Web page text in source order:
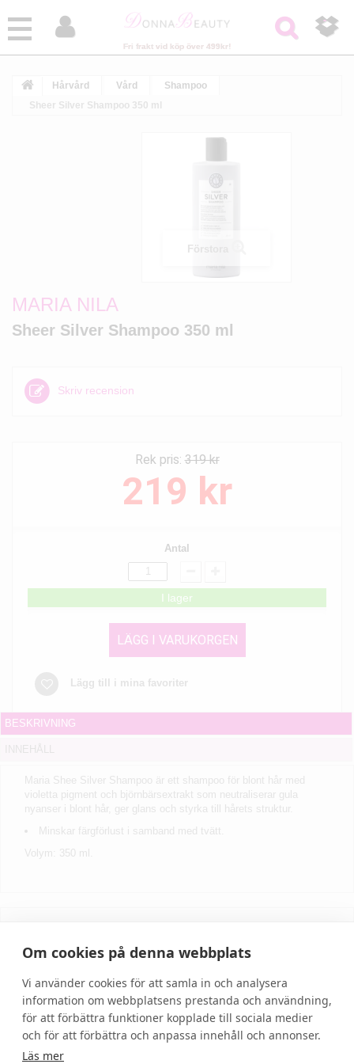
Hårvård Vård
Shampoo
Sheer Silver Shampoo 350 ml
Förstora
MARIA NILA
Sheer Silver Shampoo 350 ml
Skriv recension
Rek pris:319 kr
219 kr
Antal
I lager
LÄGG I VARUKORGEN
Lägg till i mina favoriter
BESKRIVNING
Maria Shee Silver Shampoo är ett shampoo för blont hår med
violetta pigment och björnbärsextrakt som neutraliserar gula
nyanser i blont hår, ger glans och styrka till hårets struktur.
Minskar färgförlust i samband med tvätt.
Volym: 350 ml.
Fri frakt vid köp över 499kr!
 

Om cookies på denna webbplats
Vi använder cookies för att samla in och analysera
information om webbplatsens prestanda och användning,
för att förbättra funktioner kopplade till sociala medier
och för att förbättra och anpassa innehåll och annonser.
Läs mer